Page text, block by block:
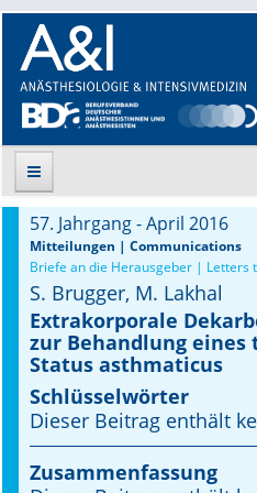
Suche
Aktuelle Ausgabe
Leitlinien
Archiv
Supplements
Supplements
57. Jahrgang - April 2016
Mitteilungen | Communications
Briefe an die Herausgeber | Letters
S. Brugger, M. Lakhal
Extrakorporale
zur Behandlung
Status asthmaticus
Schlüsselwörter
Dieser Beitrag enthält
Zusammenfassung